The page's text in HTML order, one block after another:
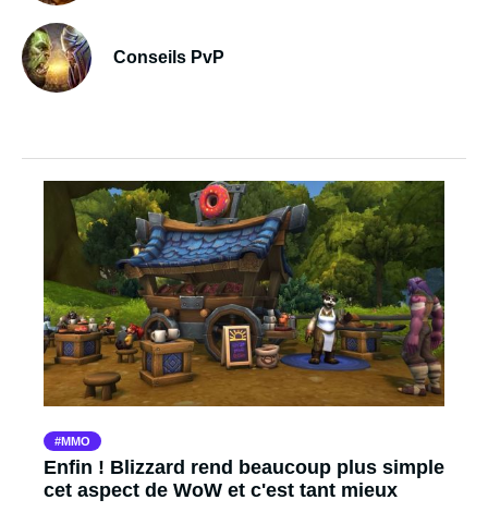
Conseils PvP
MMO
Enfin ! Blizzard rend beaucoup plus simple
cet aspect de WoW et c'est tant mieux